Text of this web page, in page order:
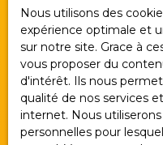
Nous contacter
Informations
Nos honoraires
Nous utilisons des
expérience optimale et
sur notre site. Grace à
vous proposer du
d'intérêt. Ils nous
qualité de nos services
internet. Nous
personnelles pour